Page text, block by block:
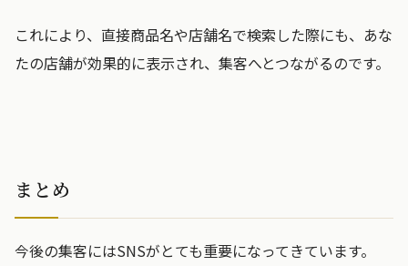
これにより、直接商品名や店舗名で検索した際にも、あな
たの店舗が効果的に表示され、集客へとつながるのです。
まとめ
今後の集客にはSNSがとても重要になってきています。